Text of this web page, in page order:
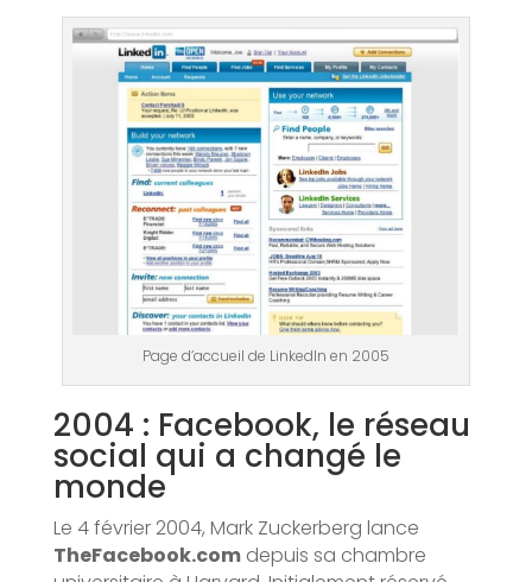
Page d’accueil de LinkedIn en 2005
2004 : Facebook, le réseau
social qui a changé le
monde
Le 4 février 2004, Mark Zuckerberg lance
TheFacebook.comdepuis sa chambre